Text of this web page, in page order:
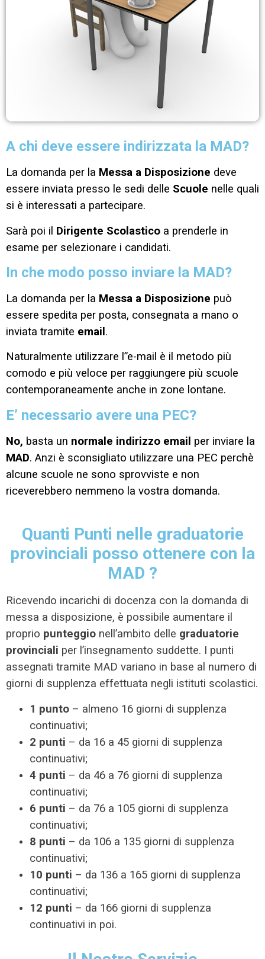
A chi deve essere indirizzata la MAD?
La domanda per la Messa a Disposizione deve
essere inviata presso le sedi delle Scuole nelle quali
si è interessati a partecipare.
Sarà poi il Dirigente Scolastico a prenderle in
esame per selezionare i candidati.
In che modo posso inviare la MAD?
La domanda per la Messa a Disposizione può
essere spedita per posta, consegnata a mano o
inviata tramite email .
Naturalmente utilizzare l”e-mail è il metodo più
comodo e più veloce per raggiungere più scuole
contemporaneamente anche in zone lontane.
E’ necessario avere una PEC?
No, basta un normale indirizzo email per inviare la
MAD. Anzi è sconsigliato utilizzare una PEC perchè
alcune scuole ne sono sprovviste e non
riceverebbero nemmeno la vostra domanda.
Quanti Punti nelle graduatorie
provinciali posso ottenere con la
MAD ?
Ricevendo incarichi di docenza con la domanda di
messa a disposizione, è possibile aumentare il
proprio punteggio nell’ambito delle graduatorie
provinciali per l’insegnamento suddette. I punti
assegnati tramite MAD variano in base al numero di
giorni di supplenza effettuata negli istituti scolastici.
1 punto – almeno 16 giorni di supplenza
continuativi;
2 punti – da 16 a 45 giorni di supplenza
continuativi;
4 punti – da 46 a 76 giorni di supplenza
continuativi;
6 punti – da 76 a 105 giorni di supplenza
continuativi;
8 punti – da 106 a 135 giorni di supplenza
continuativi;
10 punti – da 136 a 165 giorni di supplenza
continuativi;
12 punti – da 166 giorni di supplenza
continuativi in poi.